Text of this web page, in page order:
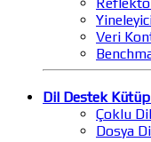
Veri
Dil Destek
Çoklu
Dosya